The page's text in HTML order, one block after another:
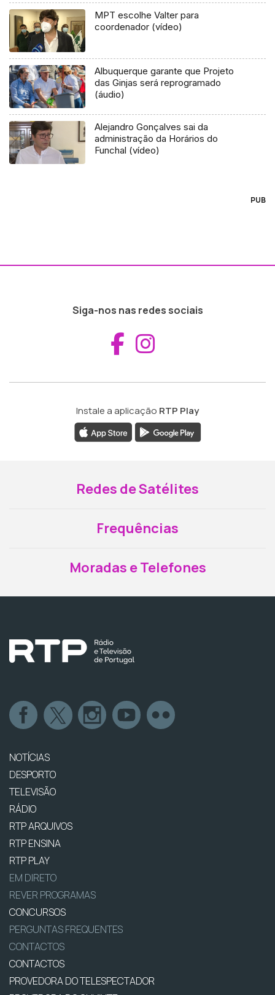
MPT escolhe Valter para
coordenador (vídeo)
Albuquerque garante que Projeto
das Ginjas será reprogramado
(áudio)
Alejandro Gonçalves sai da
administração da Horários do
Funchal (vídeo)
PUB
Siga-nos nas redes sociais
Aceder ao
Instale a aplicação RTP Play
Redes de Satélites
Frequências
Moradas e Telefones
NOTÍCIAS
DESPORTO
TELEVISÃO
RÁDIO
RTP ARQUIVOS
RTP ENSINA
RTP PLAY
EM DIRETO
REVER PROGRAMAS
CONCURSOS
PERGUNTAS FREQUENTES
CONTACTOS
CONTACTOS
PROVEDORA DO TELESPECTADOR